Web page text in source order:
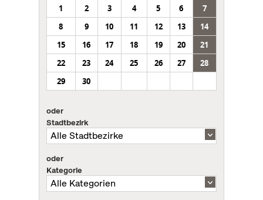
1
2 3 4 5 6
7
8
9 10 11 12 13
14
15
16 17 18 19 20
21
22
23 24 25 26 27
28
29
30
oder
Stadtbezirk
oder
Kategorie